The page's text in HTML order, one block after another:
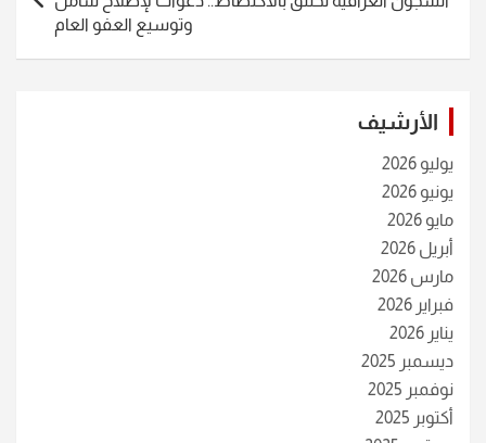
وتوسيع العفو العام
الأرشيف
يوليو 2026
يونيو 2026
مايو 2026
أبريل 2026
مارس 2026
فبراير 2026
يناير 2026
ديسمبر 2025
نوفمبر 2025
أكتوبر 2025